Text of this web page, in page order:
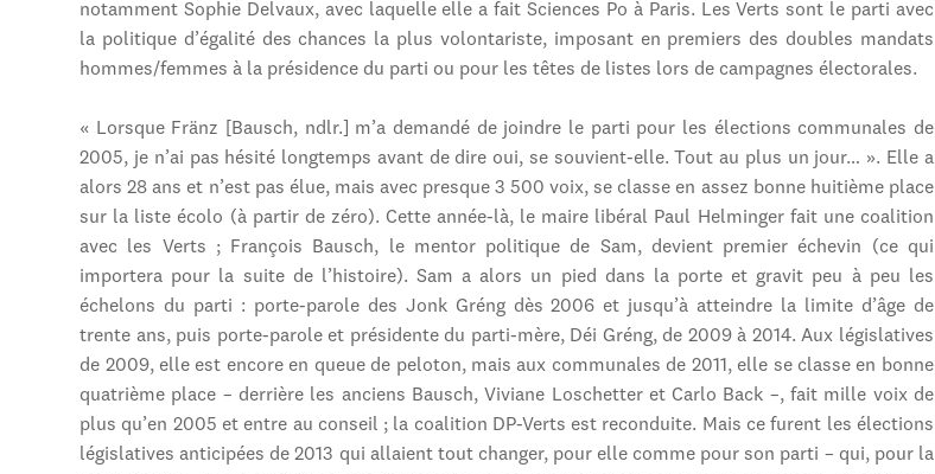
notamment Sophie Delvaux, avec laquelle elle a fait Sciences Po à Paris. Les Verts sont le parti avec
la politique d’égalité des chances la plus volontariste, imposant en premiers des doubles mandats
hommes/femmes à la présidence du parti ou pour les têtes de listes lors de campagnes électorales.
« Lorsque Fränz [Bausch, ndlr.] m’a demandé de joindre le parti pour les élections communales de
2005, je n’ai pas hésité longtemps avant de dire oui, se souvient-elle. Tout au plus un jour… ». Elle a
alors 28 ans et n’est pas élue, mais avec presque 3 500 voix, se classe en assez bonne huitième place
sur la liste écolo (à partir de zéro). Cette année-là, le maire libéral Paul Helminger fait une coalition
avec les Verts ; François Bausch, le mentor politique de Sam, devient premier échevin (ce qui
importera pour la suite de l’histoire). Sam a alors un pied dans la porte et gravit peu à peu les
échelons du parti : porte-parole des Jonk Gréng dès 2006 et jusqu’à atteindre la limite d’âge de
trente ans, puis porte-parole et présidente du parti-mère, Déi Gréng, de 2009 à 2014. Aux législatives
de 2009, elle est encore en queue de peloton, mais aux communales de 2011, elle se classe en bonne
quatrième place – derrière les anciens Bausch, Viviane Loschetter et Carlo Back –, fait mille voix de
plus qu’en 2005 et entre au conseil ; la coalition DP-Verts est reconduite. Mais ce furent les élections
législatives anticipées de 2013 qui allaient tout changer, pour elle comme pour son parti – qui, pour la